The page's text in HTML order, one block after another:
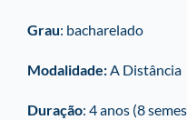
Grau: bacharelado
Modalidade:A Distância
Duração: 4 anos (8